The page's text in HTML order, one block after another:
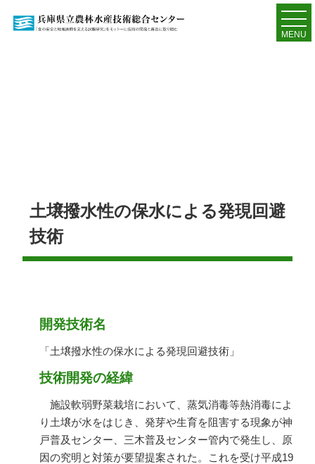
MENU
土壌撥水性の保水による発現回避
技術
開発技術名
「土壌撥水性の保水による発現回避技術」
技術開発の経緯
施設軟弱野菜栽培において、蒸気消毒等熱消毒によ
り土壌が水をはじき、発芽や生育を阻害する現象が神
戸普及センター、三木普及センター管内で発生し、原
因の究明と対策が要望提案された。これを受け平成19